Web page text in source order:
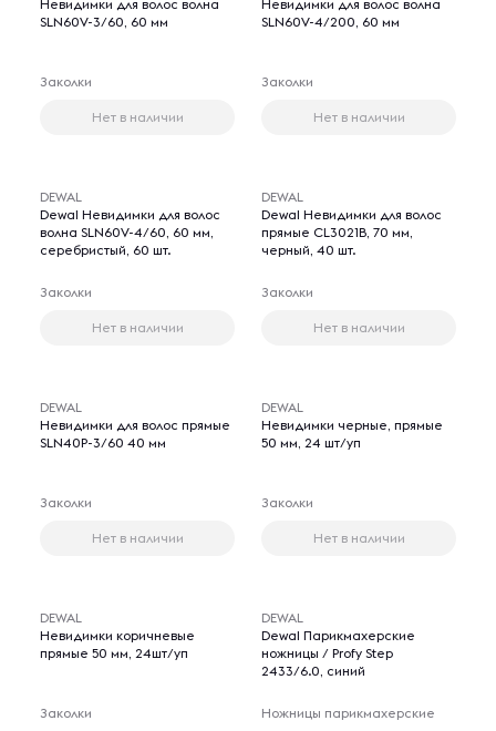
Невидимки для волос волна
SLN60V-3/60, 60 мм
Заколки
Нет в наличии
Невидимки для волос волна
SLN60V-4/200, 60 мм
Заколки
Нет в наличии
DEWAL
Dewal Невидимки для волос
волна SLN60V-4/60, 60 мм,
серебристый, 60 шт.
Заколки
Нет в наличии
DEWAL
Dewal Невидимки для волос
прямые CL3021B, 70 мм,
черный, 40 шт.
Заколки
Нет в наличии
DEWAL
Невидимки для волос прямые
SLN40P-3/60 40 мм
Заколки
Нет в наличии
DEWAL
Невидимки черные, прямые
50 мм, 24 шт/уп
Заколки
Нет в наличии
DEWAL
Невидимки коричневые
прямые 50 мм, 24шт/уп
Заколки
DEWAL
Dewal Парикмахерские
ножницы / Profy Step
2433/6.0, синий
Ножницы парикмахерские